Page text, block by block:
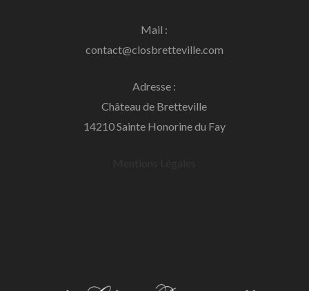
Mail :
contact@closbretteville.com
Adresse :
Château de Bretteville
14210 Sainte Honorine du Fay